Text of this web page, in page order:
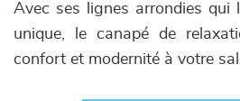
Avec ses lignes arrondies qui
unique, le canapé de
confort et modernité à votre